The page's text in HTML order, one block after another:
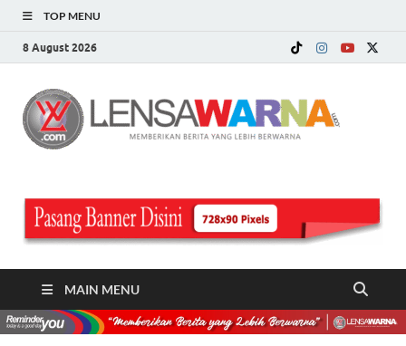
TOP MENU
8 August 2026
MAIN MENU